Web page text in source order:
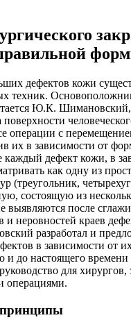
дефектов кожи
техник.
Ю.К.
операции с
их в зависимости от
каждый дефект кожи, в
как одну из
(треугольник,
состоящую из
выявляются после
неровностей краев
разработал и
в зависимости от
до настоящего времени
для
операциями.